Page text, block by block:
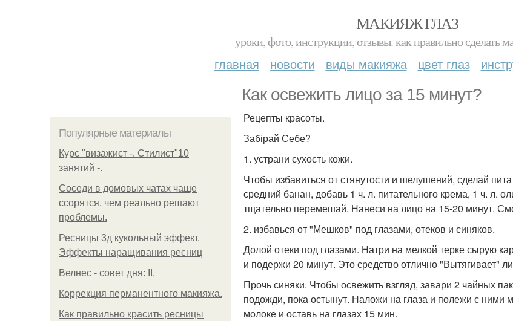
МАКИЯЖ ГЛАЗ
уроки, фото, инструкции, отзывы. как правильно сделать
главная новости виды макияжа цвет глаз
Как освежить лицо за 15 минут?
Популярные материалы
Курс "визажист -. Стилист"10
занятий -.
Соседи в домовых чатах чаще
ссорятся, чем реально решают
проблемы.
Ресницы 3д кукольный эффект.
Эффекты наращивания ресниц
Велнес - совет дня: II.
Коррекция перманентного макияжа.
Как правильно красить ресницы
Рецепты красоты.
Забірай Себе?
1. устрани сухость кожи.
Чтобы избавиться от стянутости и шелушений, сделай
средний банан, добавь 1 ч. л. питательного крема, 1 ч. л.
тщательно перемешай. Нанеси на лицо на 15-20 минут.
2. избавься от "Мешков" под глазами, отеков и синяков.
Долой отеки под глазами. Натри на мелкой терке сырую
и подержи 20 минут. Это средство отлично "Вытягивает"
Прочь синяки. Чтобы освежить взгляд, завари 2 чайных
подожди, пока остынут. Наложи на глаза и полежи с ними
молоке и оставь на глазах 15 мин.